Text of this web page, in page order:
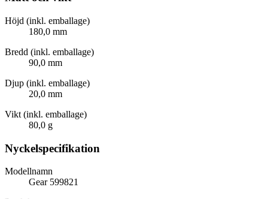
Höjd (inkl. emballage)
180,0 mm
Bredd (inkl. emballage)
90,0 mm
Djup (inkl. emballage)
20,0 mm
Vikt (inkl. emballage)
80,0 g
Nyckelspecifikation
Modellnamn
Gear 599821